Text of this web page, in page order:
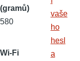
(gramů)
580
Wi-Fi
vaše
ho
hesl
a